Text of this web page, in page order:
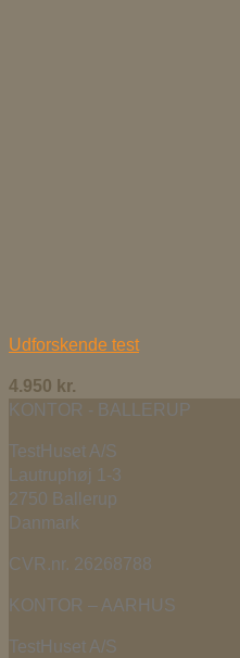
Udforskende test
4.950 kr.
KONTOR - BALLERUP
TestHuset A/S
Lautruphøj 1-3
2750 Ballerup
Danmark
CVR.nr. 26268788
KONTOR – AARHUS
TestHuset A/S